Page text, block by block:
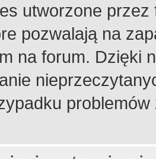
utworzone
pozwalają na
na forum. Dzięki